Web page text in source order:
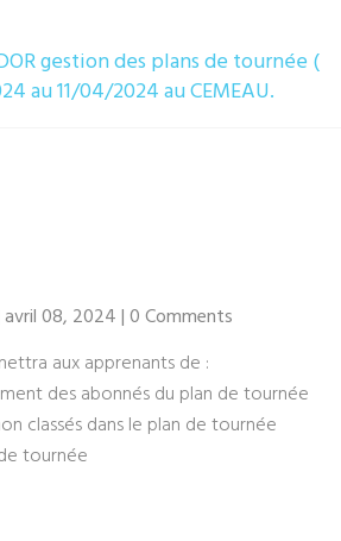
gestion des plans de tournée (
au 11/04/2024 au CEMEAU.
avril 08, 2024 | 0 Comments
aux apprenants de :
des abonnés du plan de tournée
classés dans le plan de tournée
tournée